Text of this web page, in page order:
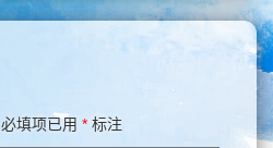
必填项已用 * 标注